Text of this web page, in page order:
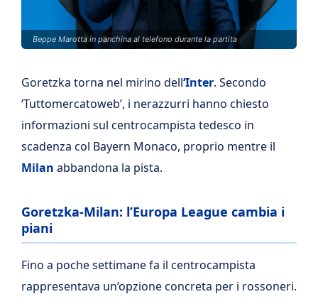
Beppe Marotta in panchina al telefono durante la partita
Goretzka torna nel mirino dell‘Inter. Secondo
‘Tuttomercatoweb’, i nerazzurri hanno chiesto
informazioni sul centrocampista tedesco in
scadenza col Bayern Monaco, proprio mentre il
Milan abbandona la pista.
Goretzka-Milan: l’Europa League cambia i
piani
Fino a poche settimane fa il centrocampista
rappresentava un’opzione concreta per i rossoneri.